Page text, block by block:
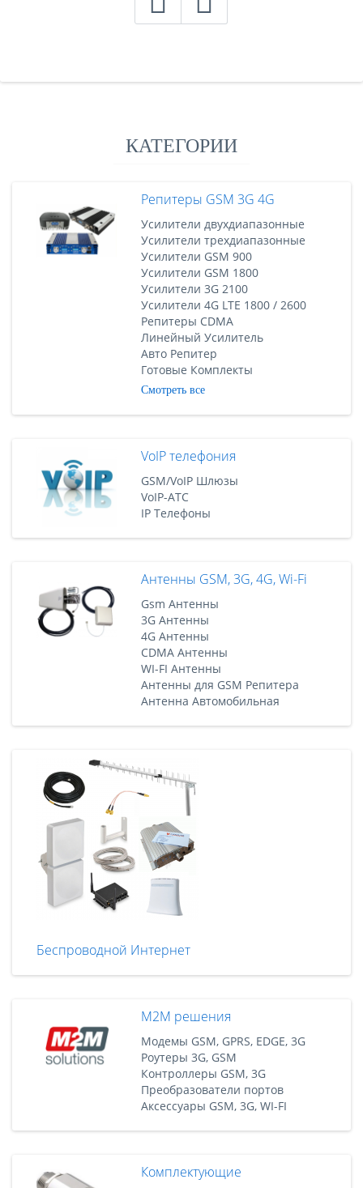
КАТЕГОРИИ
Репитеры GSM 3G 4G
Усилители двухдиапазонные
Усилители трехдиапазонные
Усилители GSM 900
Усилители GSM 1800
Усилители 3G 2100
Усилители 4G LTE 1800 / 2600
Репитеры CDMA
Линейный Усилитель
Авто Репитер
Готовые Комплекты
Смотреть все
VoIP телефония
GSM/VoIP Шлюзы
VoIP-АТС
IP Телефоны
Антенны GSM, 3G, 4G, Wi-Fi
Gsm Антенны
3G Антенны
4G Антенны
CDMA Антенны
WI-FI Антенны
Антенны для GSM Репитера
Антенна Автомобильная
Беспроводной Интернет
M2M решения
Модемы GSM, GPRS, EDGE, 3G
Роутеры 3G, GSM
Контроллеры GSM, 3G
Преобразователи портов
Аксессуары GSM, 3G, WI-FI
Комплектующие